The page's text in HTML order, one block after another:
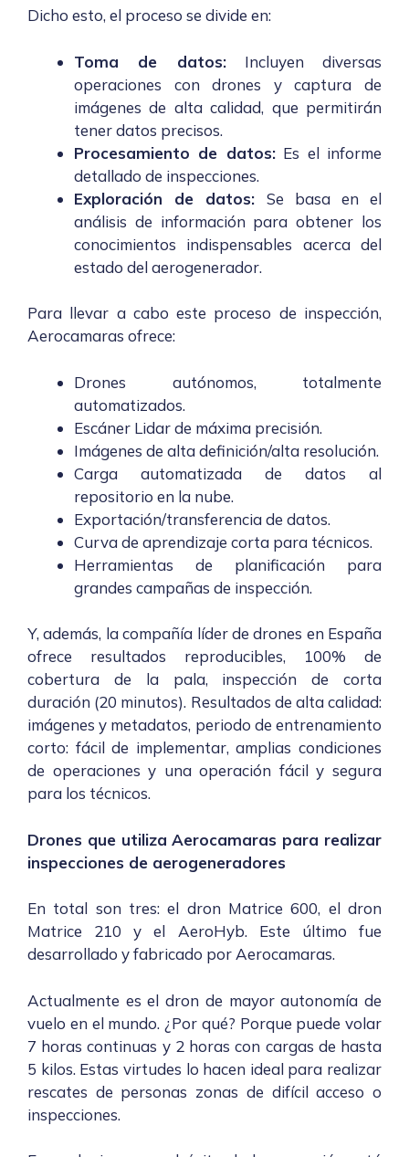
Dicho esto, el proceso se divide en:
Toma de datos:Incluyen diversas
operaciones con drones y captura de
imágenes de alta calidad, que permitirán
tener datos precisos.
Procesamiento de datos:Es el informe
detallado de inspecciones.
Exploración de datos: Se basa en el
análisis de información para obtener los
conocimientos indispensables acerca del
estado del aerogenerador.
Para llevar a cabo este proceso de inspección,
Aerocamaras ofrece:
Drones autónomos, totalmente
automatizados.
Escáner Lidar de máxima precisión.
Imágenes de alta definición/alta resolución.
Carga automatizada de datos al
repositorio en la nube.
Exportación/transferencia de datos.
Curva de aprendizaje corta para técnicos.
Herramientas de planificación para
grandes campañas de inspección.
Y, además, la compañía líder de drones en España
ofrece resultados reproducibles, 100% de
cobertura de la pala, inspección de corta
duración (20 minutos). Resultados de alta calidad:
imágenes y metadatos, periodo de entrenamiento
corto: fácil de implementar, amplias condiciones
de operaciones y una operación fácil y segura
para los técnicos.
Drones que utiliza Aerocamaras para realizar
inspecciones de aerogeneradores
En total son tres: el dron Matrice 600, el dron
Matrice 210 y el AeroHyb. Este último fue
desarrollado y fabricado por Aerocamaras.
Actualmente es el dron de mayor autonomía de
vuelo en el mundo. ¿Por qué? Porque puede volar
7 horas continuas y 2 horas con cargas de hasta
5 kilos. Estas virtudes lo hacen ideal para realizar
rescates de personas zonas de difícil acceso o
inspecciones.